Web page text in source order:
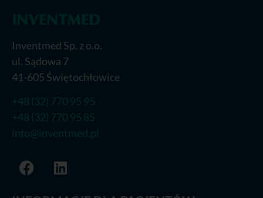
Inventmed Sp. z o.o.
ul. Sądowa 7
41-605 Świętochłowice
+48 (32) 770 95 95
+48 (32) 770 95 85
info@inventmed.pl